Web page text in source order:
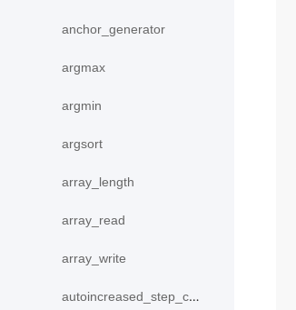
anchor_generator
argmax
argmin
argsort
array_length
array_read
array_write
autoincreased_step_counter